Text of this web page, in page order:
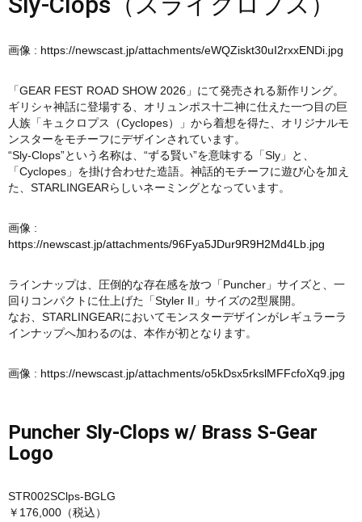
画像 : https://newscast.jp/attachments/eWQZiskt30uI2rxxENDi.jpg
「GEAR FEST ROAD SHOW 2026」にて発売される新作リング。
ギリシャ神話に登場する、オリュンポス十二神に仕えた一つ目の巨
人族「キュクロプス（Cyclopes）」から着想を得た、オリジナルモ
ンスターをモチーフにデザインされています。
“Sly-Clops”という名称は、“ずる賢い”を意味する「Sly」と、
「Cyclopes」を掛け合わせた造語。神話的モチーフに遊び心を加え
た、STARLINGEARらしいネーミングとなっています。
画像 :
https://newscast.jp/attachments/96Fya5JDur9R9H2Md4Lb.jpg
ラインナップは、圧倒的な存在感を放つ「Puncher」サイズと、一
回りコンパクトに仕上げた「Styler II」サイズの2型展開。
なお、STARLINGEARにおいてモンスターデザインがレギュラーラ
インナップへ加わるのは、本作が初となります。
画像 : https://newscast.jp/attachments/o5kDsx5rkslMFFcfoXq9.jpg
Puncher Sly-Clops w/ Brass S-Gear
Logo
STR002SClps-BGLG
￥176,000（税込）